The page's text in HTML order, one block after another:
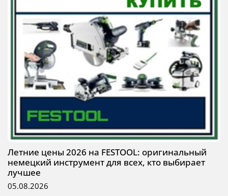
Летние цены 2026 на FESTOOL: оригинальный
немецкий инструмент для всех, кто выбирает
лучшее
05.08.2026